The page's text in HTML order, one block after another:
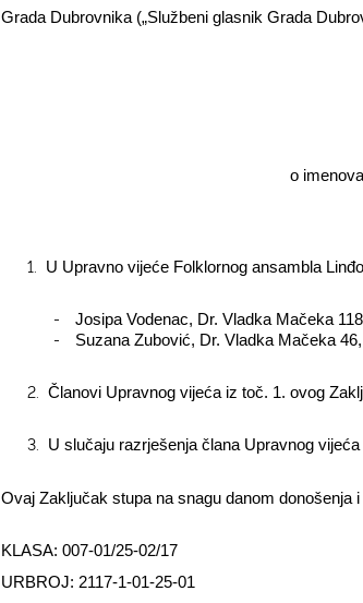
Grada Dubrovnika („Službeni glasnik Grada
o
1. U Upravno vijeće Folklornog ansambla
- Josipa Vodenac, Dr. Vladka Mačeka
- Suzana Zubović, Dr. Vladka Mačeka
2. Članovi Upravnog vijeća iz toč. 1. ovog
3. U slučaju razrješenja člana Upravnog
Ovaj Zaključak stupa na snagu danom donošenja i
KLASA: 007-01/25-02/17
URBROJ: 2117-1-01-25-01